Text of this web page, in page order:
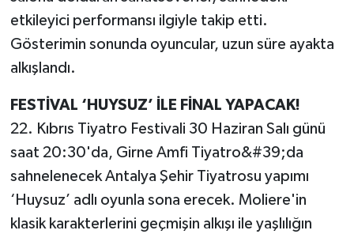
etkileyici performansı ilgiyle takip etti.
Gösterimin sonunda oyuncular, uzun süre ayakta
alkışlandı.
FESTİVAL ‘HUYSUZ’ İLE FİNAL YAPACAK!
22. Kıbrıs Tiyatro Festivali 30 Haziran Salı günü
saat 20:30'da, Girne Amfi Tiyatro&#39;da
sahnelenecek Antalya Şehir Tiyatrosu yapımı
‘Huysuz’ adlı oyunla sona erecek. Moliere'in
klasik karakterlerini geçmişin alkışı ile yaşlılığın